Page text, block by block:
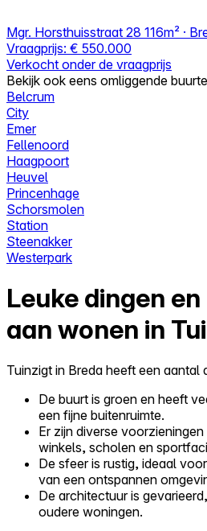
Mgr. Horsthuisstraat 28 116m² ·
Vraagprijs: € 550.000
Verkocht onder de vraagprijs
Bekijk ook eens omliggende
Belcrum
City
Emer
Fellenoord
Haagpoort
Heuvel
Princenhage
Schorsmolen
Station
Steenakker
Westerpark
Leuke dingen
aan wonen in
Tuinzigt in Breda heeft een aantal
De buurt is groen en heeft
een fijne buitenruimte.
Er zijn diverse
winkels, scholen en
De sfeer is rustig, ideaal
van een ontspannen
De architectuur is
oudere woningen.